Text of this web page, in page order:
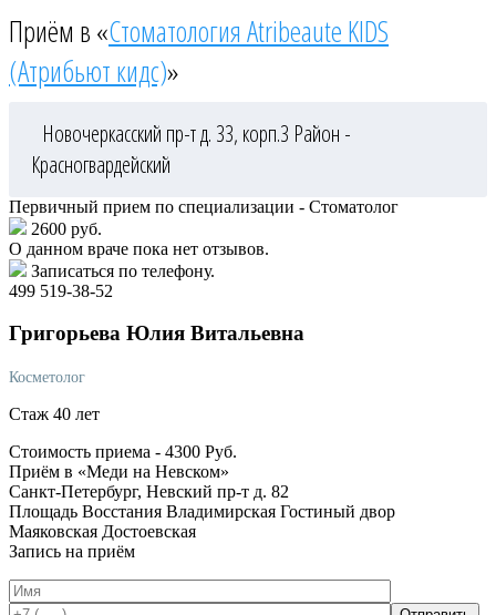
Приём в «Стоматология Atribeaute KIDS
(Атрибьют кидс)»
Новочеркасский пр-т д. 33, корп.3 Район -
Красногвардейский
Первичный прием по специализации - Стоматолог
2600 руб.
О данном враче пока нет отзывов.
Записаться по телефону.
499 519-38-52
Григорьева Юлия Витальевна
Косметолог
Стаж 40 лет
Стоимость приема - 4300 Руб.
Приём в «Меди на Невском»
Санкт-Петербург, Невский пр-т д. 82
Площадь Восстания Владимирская Гостиный двор
Маяковская Достоевская
Запись на приём